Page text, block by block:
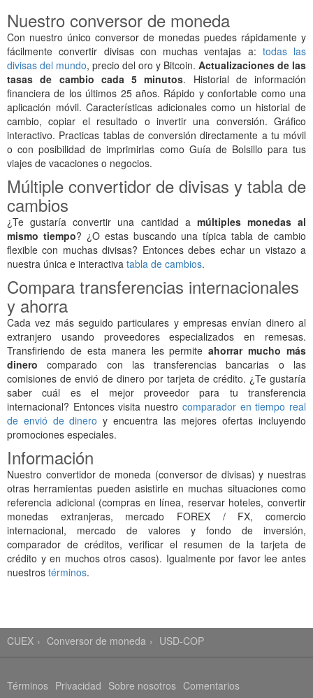
Nuestro conversor de moneda
Con nuestro único conversor de monedas puedes rápidamente y
fácilmente convertir divisas con muchas ventajas a: todas las
divisas del mundo, precio del oro y Bitcoin. Actualizaciones de las
tasas de cambio cada 5 minutos. Historial de información
financiera de los últimos 25 años. Rápido y confortable como una
aplicación móvil. Características adicionales como un historial de
cambio, copiar el resultado o invertir una conversión. Gráfico
interactivo. Practicas tablas de conversión directamente a tu móvil
o con posibilidad de imprimirlas como Guía de Bolsillo para tus
viajes de vacaciones o negocios.
Múltiple convertidor de divisas y tabla de
cambios
¿Te gustaría convertir una cantidad a múltiples monedas al
mismo tiempo? ¿O estas buscando una típica tabla de cambio
flexible con muchas divisas? Entonces debes echar un vistazo a
nuestra única e interactiva tabla de cambios.
Compara transferencias internacionales
y ahorra
Cada vez más seguido particulares y empresas envían dinero al
extranjero usando proveedores especializados en remesas.
Transfiriendo de esta manera les permiteahorrar mucho más
dinero comparado con las transferencias bancarias o las
comisiones de envió de dinero por tarjeta de crédito. ¿Te gustaría
saber cuál es el mejor proveedor para tu transferencia
internacional? Entonces visita nuestro comparador en tiempo real
de envió de dinero y encuentra las mejores ofertas incluyendo
promociones especiales.
Información
Nuestro convertidor de moneda (conversor de divisas) y nuestras
otras herramientas pueden asistirle en muchas situaciones como
referencia adicional (compras en línea, reservar hoteles, convertir
monedas extranjeras, mercado FOREX / FX, comercio
internacional, mercado de valores y fondo de inversión,
comparador de créditos, verificar el resumen de la tarjeta de
crédito y en muchos otros casos). Igualmente por favor lee antes
nuestros términos.
CUEX Conversor de moneda USD-COP
Términos Privacidad Sobre nosotros Comentarios